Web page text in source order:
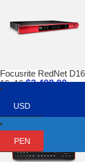
Focusrite RedNet
16x16$3,499.00
Volver a los productos
USD
PEN